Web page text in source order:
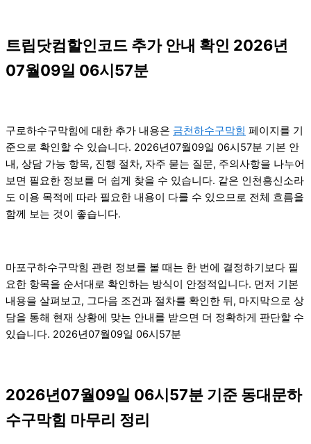
트립닷컴할인코드 추가 안내 확인 2026년
07월09일 06시57분
구로하수구막힘에 대한 추가 내용은 금천하수구막힘 페이지를 기
준으로 확인할 수 있습니다. 2026년07월09일 06시57분 기본 안
내, 상담 가능 항목, 진행 절차, 자주 묻는 질문, 주의사항을 나누어
보면 필요한 정보를 더 쉽게 찾을 수 있습니다. 같은 인천흥신소라
도 이용 목적에 따라 필요한 내용이 다를 수 있으므로 전체 흐름을
함께 보는 것이 좋습니다.
마포구하수구막힘 관련 정보를 볼 때는 한 번에 결정하기보다 필
요한 항목을 순서대로 확인하는 방식이 안정적입니다. 먼저 기본
내용을 살펴보고, 그다음 조건과 절차를 확인한 뒤, 마지막으로 상
담을 통해 현재 상황에 맞는 안내를 받으면 더 정확하게 판단할 수
있습니다. 2026년07월09일 06시57분
2026년07월09일 06시57분 기준 동대문하
수구막힘 마무리 정리